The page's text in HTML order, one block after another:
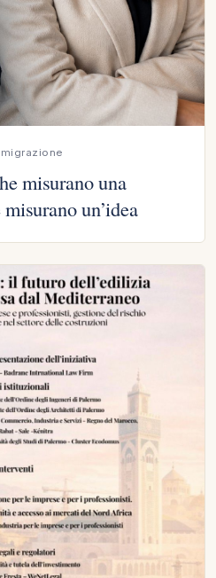
misurano una
un’idea